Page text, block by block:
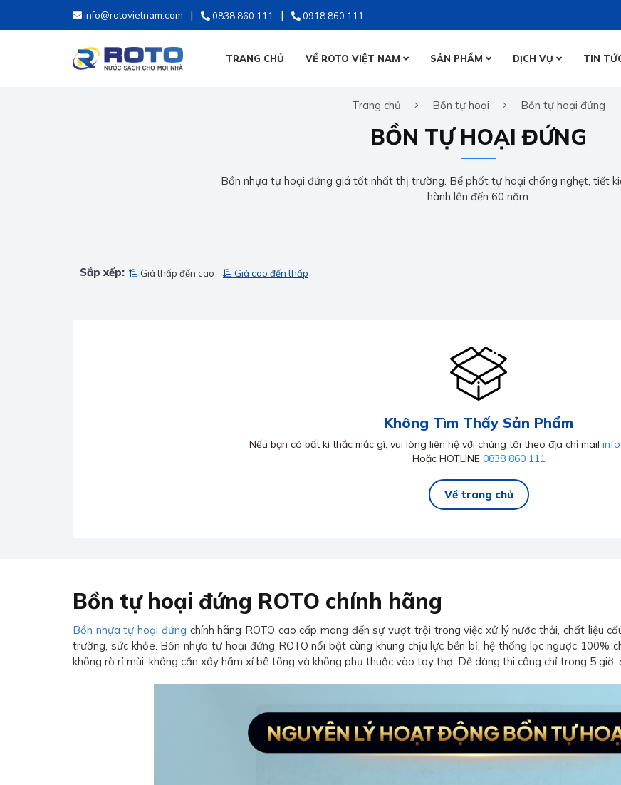
info@rotovietnam.com 0838 860 111 0918 860 111
TRANG CHỦ VỀ ROTO VIỆT NAM SẢN PHẨM
BỒN
DỊCH VỤ TIN
Trang chủ Bồn tự hoại Bồn tự hoại đứng
BỒN TỰ HOẠI ĐỨNG
Bồn nhựa tự hoại đứng giá tốt nhất thị trường. Bể phốt tự hoại chống nghẹt, tiết
hành lên đến 60 năm.
Sắp xếp: Giá thấp đến cao Giá cao đến thấp
Không Tìm Thấy Sản Phẩm
Nếu bạn có bất kì thắc mắc gì, vui lòng liên hệ với chúng tôi theo địa chỉ mail
Hoặc HOTLINE 0838 860 111
Về trang chủ
Bồn tự hoại đứng ROTO chính hãng
Bồn nhựa tự hoại đứng chính hãng ROTO cao cấp mang đến sự vượt trội trong việc xử lý nước thải, chất liệu
trường, sức khỏe. Bồn nhựa tự hoại đứng ROTO nổi bật cùng khung chịu lực bền bỉ, hệ thống lọc ngược 100%
không rò rỉ mùi, không cần xây hầm xí bê tông và không phụ thuộc vào tay thợ. Dễ dàng thi công chỉ trong 5